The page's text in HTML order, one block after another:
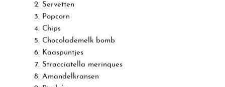
Servetten
Popcorn
Chips
Chocolademelk bomb
Kaaspuntjes
Stracciatella merinques
Amandelkransen